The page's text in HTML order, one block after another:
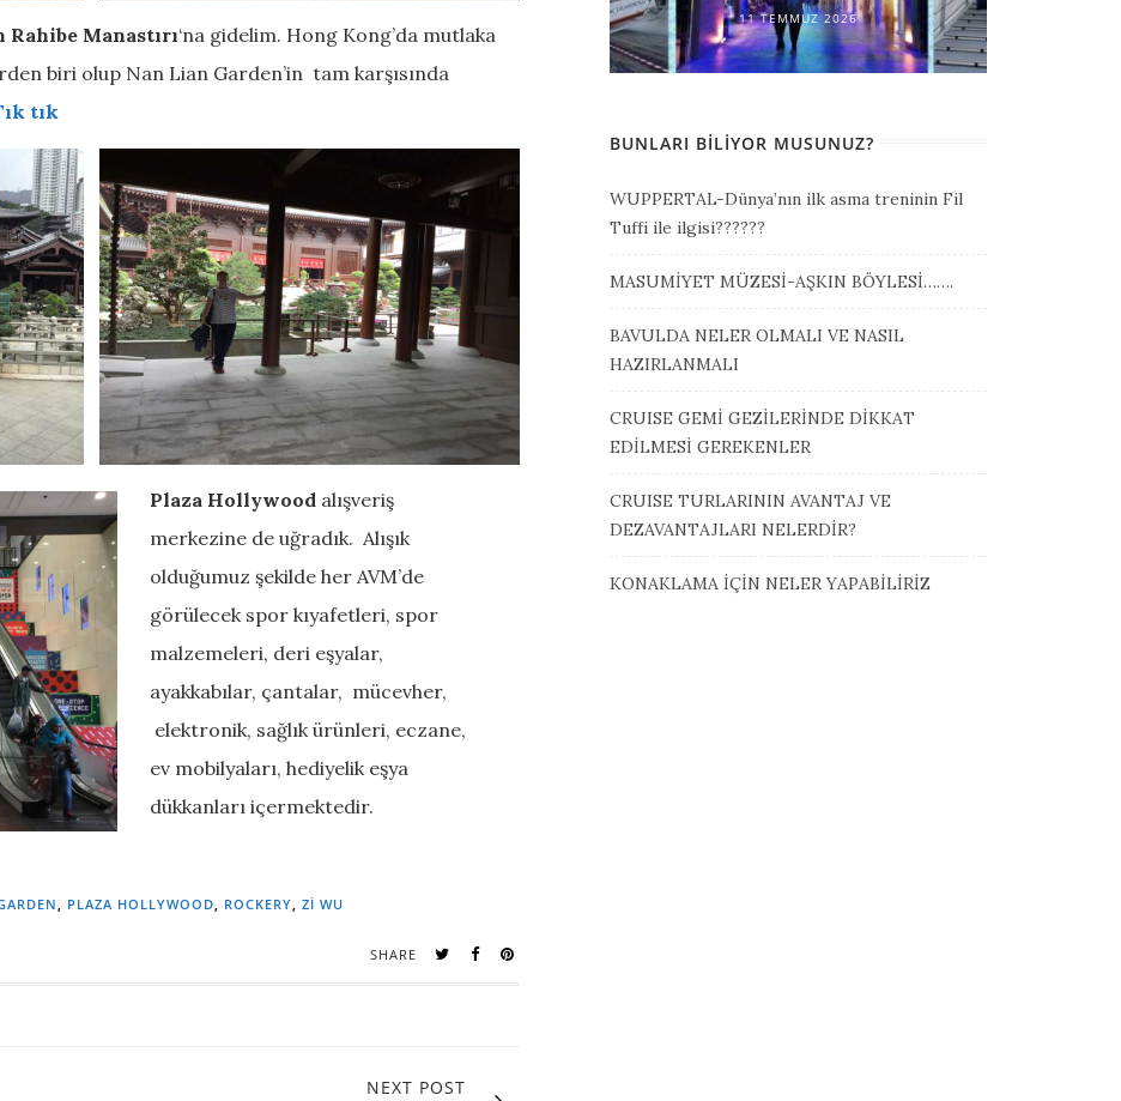
Rahibe Manastırı‘na gidelim. Hong Kong’da mutlaka
biri olup Nan Lian Garden’in tam karşısında
tık
Plaza Hollywood alışveriş
merkezine de uğradık. Alışık
olduğumuz şekilde her AVM’de
görülecek spor kıyafetleri, spor
malzemeleri, deri eşyalar,
ayakkabılar, çantalar, mücevher,
elektronik, sağlık ürünleri, eczane,
ev mobilyaları, hediyelik eşya
dükkanları içermektedir.
PLAZA HOLLYWOOD ROCKERY ZI WU
SHARE
NEXT POST
11 TEMMUZ 2026
BUNLARI BILIYOR MUSUNUZ?
WUPPERTAL-Dünya’nın ilk asma treninin Fil
Tuffi ile ilgisi??????
MASUMİYET MÜZESİ-AŞKIN BÖYLESİ…….
BAVULDA NELER OLMALI VE NASIL
HAZIRLANMALI
CRUISE GEMİ GEZİLERİNDE DİKKAT
EDİLMESİ GEREKENLER
CRUISE TURLARININ AVANTAJ VE
DEZAVANTAJLARI NELERDİR?
KONAKLAMA İÇİN NELER YAPABİLİRİZ